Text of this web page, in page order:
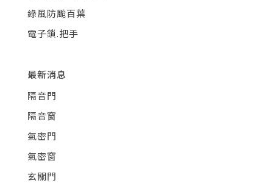
綠風防颱百葉
電子鎖.把手
最新消息
隔音門
隔音窗
氣密門
氣密窗
玄關門